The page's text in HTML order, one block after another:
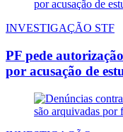
INVESTIGAÇÃO STF
PF pede
por acusação de